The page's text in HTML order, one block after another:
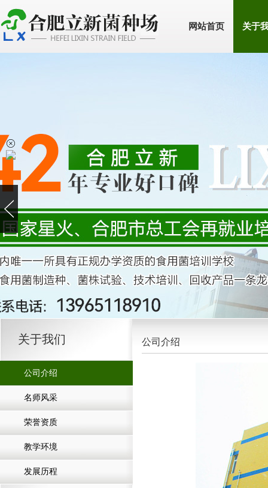
关于
网站首页
关于我们
公司介绍
名师风采
荣誉资质
教学环境
发展历程
公司介绍